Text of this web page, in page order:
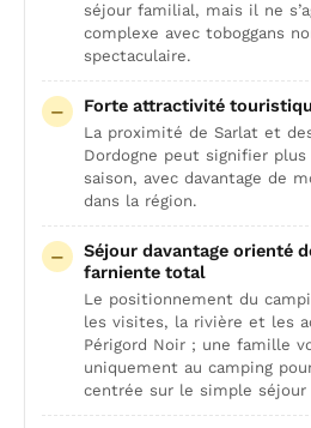
séjour familial, mais il ne
complexe avec toboggans
spectaculaire.
Forte attractivité
La proximité de Sarlat et
Dordogne peut signifier plus
saison, avec davantage de
dans la région.
Séjour davantage orienté
farniente total
Le positionnement du
les visites, la rivière et les
Périgord Noir ; une famille
uniquement au camping
centrée sur le simple séjour